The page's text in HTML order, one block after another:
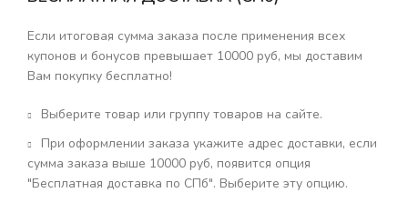
Если итоговая сумма заказа после применения всех
купонов и бонусов превышает 10000 руб, мы доставим
Вам покупку бесплатно!
Выберите товар или группу товаров на сайте.
При оформлении заказа укажите адрес доставки, если
сумма заказа выше 10000 руб, появится опция
"Бесплатная доставка по СПб". Выберите эту опцию.